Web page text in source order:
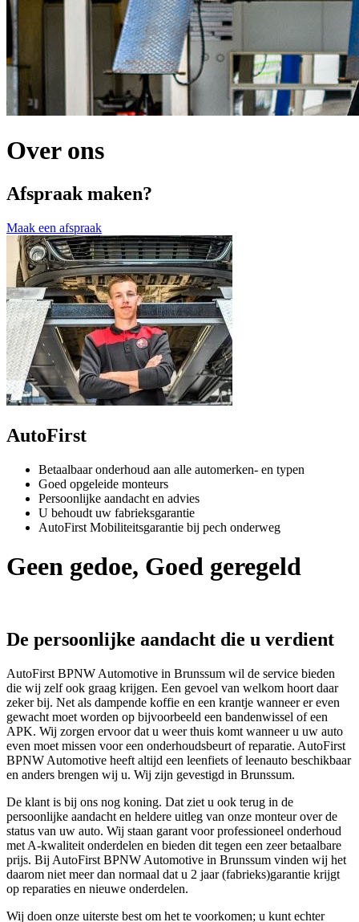
Over ons
Afspraak maken?
Maak een afspraak
AutoFirst
Betaalbaar onderhoud aan alle automerken- en typen
Goed opgeleide monteurs
Persoonlijke aandacht en advies
U behoudt uw fabrieksgarantie
AutoFirst Mobiliteitsgarantie bij pech onderweg
Geen gedoe, Goed geregeld
De persoonlijke aandacht die u verdient
AutoFirst BPNW Automotive in Brunssum wil de service bieden
die wij zelf ook graag krijgen. Een gevoel van welkom hoort daar
zeker bij. Net als dampende koffie en een krantje wanneer er even
gewacht moet worden op bijvoorbeeld een bandenwissel of een
APK. Wij zorgen ervoor dat u weer thuis komt wanneer u uw auto
even moet missen voor een onderhoudsbeurt of reparatie. AutoFirst
BPNW Automotive heeft altijd een leenfiets of leenauto beschikbaar
en anders brengen wij u. Wij zijn gevestigd in Brunssum.
De klant is bij ons nog koning. Dat ziet u ook terug in de
persoonlijke aandacht en heldere uitleg van onze monteur over de
status van uw auto. Wij staan garant voor professioneel onderhoud
met A-kwaliteit onderdelen en bieden dit tegen een zeer betaalbare
prijs. Bij AutoFirst BPNW Automotive in Brunssum vinden wij het
daarom niet meer dan normaal dat u 2 jaar (fabrieks)garantie krijgt
op reparaties en nieuwe onderdelen.
Wij doen onze uiterste best om het te voorkomen; u kunt echter